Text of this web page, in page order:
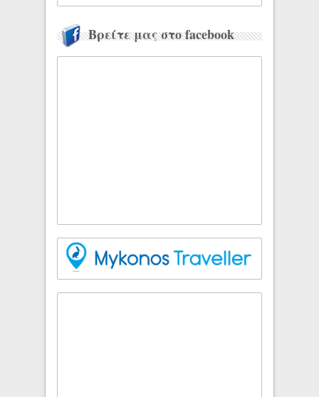
Βρείτε μας στο facebook